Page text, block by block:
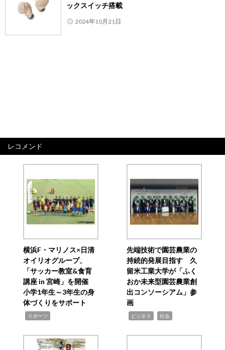
ックスイッチ搭載
2024年10月21日
レコメンド
横浜F・マリノス×日清
オイリオグループ、
「サッカー教室&食育
講座 in 宮崎」を開催
小学1年生～3年生の身
体づくりをサポート
スポーツ
先端技術で園芸農業の
持続的発展目指す 久
留米工業大学が「ふく
おか未来型園芸農業創
出コンソーシアム」参
画
ビジネス 社会